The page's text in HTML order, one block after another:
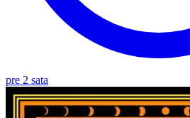
pre 2 sata